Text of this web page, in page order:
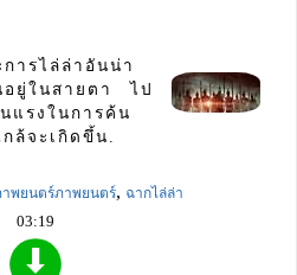
ารไล่ล่าอันน่า
ยู่ในสายตา ไป
แรงในการค้น
ล้จะเกิดขึ้น.
พยนตร์ภาพยนตร์, ฉากไล่ล่า
03:19